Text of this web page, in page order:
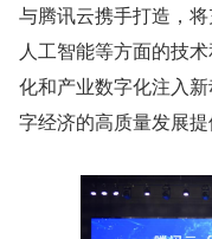
与腾讯云携手打造，
人工智能等方面的技
化和产业数字化注入
字经济的高质量发展提